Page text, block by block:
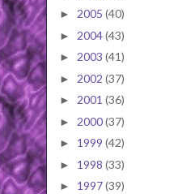
► 2005 (40)
► 2004(43)
► 2003 (41)
► 2002 (37)
► 2001 (36)
► 2000(37)
► 1999 (42)
► 1998 (33)
► 1997(39)